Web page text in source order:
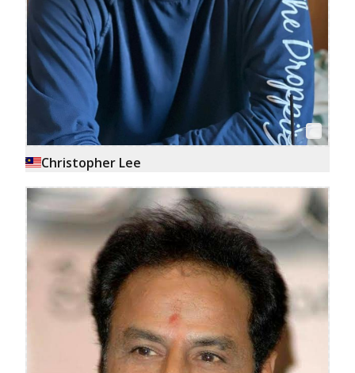
Christopher Lee